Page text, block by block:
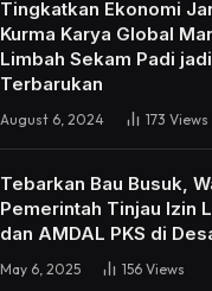
Tingkatkan Ekonomi
Kurma Karya Global
Limbah Sekam Padi
Terbarukan
August 6, 2024 173 Views
Tebarkan Bau Busuk,
Pemerintah Tinjau Izin
dan AMDAL PKS di
May 6, 2025 156 Views